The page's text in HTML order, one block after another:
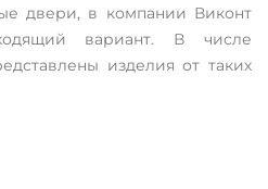
двери, в компании Виконт
вариант. В числе
изделия от таких